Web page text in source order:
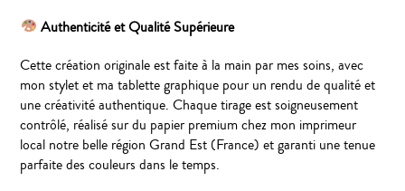
Authenticité et Qualité Supérieure
Cette création originale est faite à la main par mes soins, avec
mon stylet et ma tablette graphique pour un rendu de qualité et
une créativité authentique. Chaque tirage est soigneusement
contrôlé, réalisé sur du papier premium chez mon imprimeur
local notre belle région Grand Est (France) et garanti une tenue
parfaite des couleurs dans le temps.